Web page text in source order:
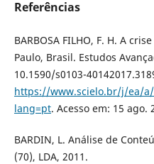
Referências
BARBOSA FILHO, F. H. A
Paulo, Brasil. Estudos
10.1590/s0103-
https://www.scielo.br/j/ea/a/
lang=pt. Acesso em: 15 ago.
BARDIN, L. Análise de
(70), LDA, 2011.